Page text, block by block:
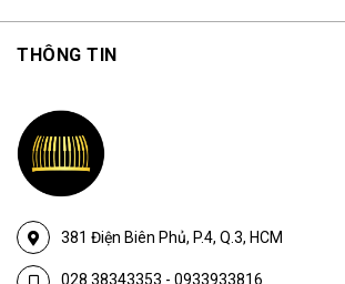
381 Điện Biên Phủ, P.4, Q.3, HCM
028.38343353 - 0933933816
THÔNG TIN